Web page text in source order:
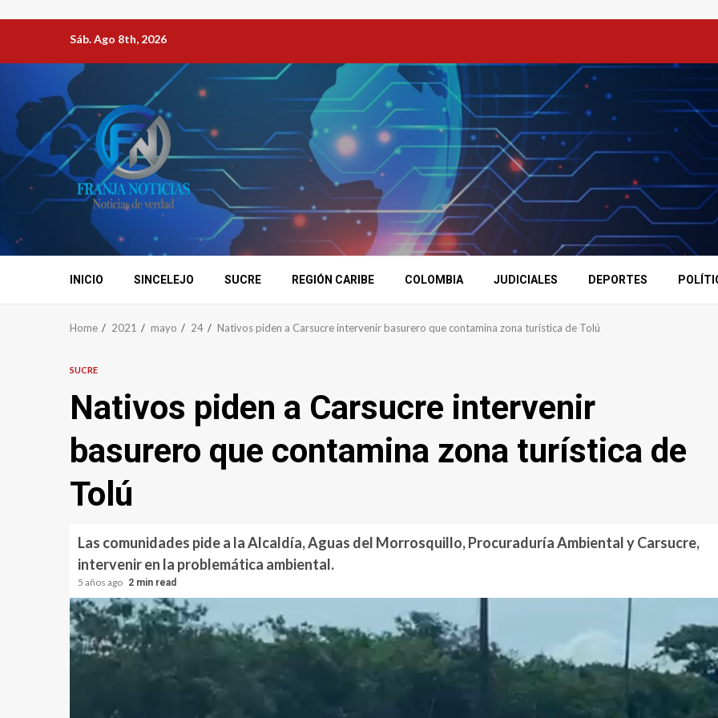
Sáb. Ago 8th, 2026
INICIO SINCELEJO SUCRE REGIÓN CARIBE COLOMBIA JUDICIALES DEPORTES
Home 2021 mayo 24 Nativos piden a Carsucre intervenir basurero que contamina zona turística de Tolú
SUCRE
Nativos piden a Carsucre intervenir
basurero que contamina zona turística de
Tolú
Las comunidades pide a la Alcaldía, Aguas del Morrosquillo, Procuraduría Ambiental y Carsucre,
intervenir en la problemática ambiental.
5 años ago 2 min read